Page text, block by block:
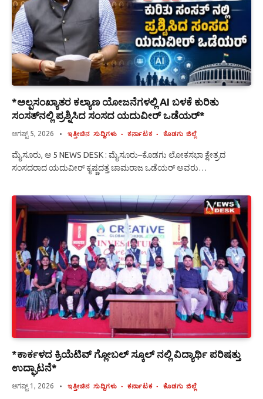
*ಅಲ್ಪಸಂಖ್ಯಾತರ ಕಲ್ಯಾಣ ಯೋಜನೆಗಳಲ್ಲಿ AI ಬಳಕೆ ಕುರಿತು
ಸಂಸತ್‌ನಲ್ಲಿ ಪ್ರಶ್ನಿಸಿದ ಸಂಸದ ಯದುವೀರ್ ಒಡೆಯರ್*
ಆಗಷ್ಟ್ 5, 2026 ಇತ್ತೀಚಿನ ಸುದ್ದಿಗಳು ಕರ್ನಾಟಕ ಕೊಡಗು ಜಿಲ್ಲೆ
ಮೈಸೂರು, ಆ 5 NEWS DESK : ಮೈಸೂರು–ಕೊಡಗು ಲೋಕಸಭಾ ಕ್ಷೇತ್ರದ
ಸಂಸದರಾದ ಯದುವೀರ್ ಕೃಷ್ಣದತ್ತ ಚಾಮರಾಜ ಒಡೆಯರ್ ಅವರು…
*ಕಾರ್ಕಳದ ಕ್ರಿಯೆಟಿವ್ ಗ್ಲೋಬಲ್ ಸ್ಕೂಲ್ ನಲ್ಲಿ ವಿದ್ಯಾರ್ಥಿ ಪರಿಷತ್ತು
ಉದ್ಘಾಟನೆ*
ಆಗಷ್ಟ್ 1, 2026 ಇತ್ತೀಚಿನ ಸುದ್ದಿಗಳು ಕರ್ನಾಟಕ ಕೊಡಗು ಜಿಲ್ಲೆ